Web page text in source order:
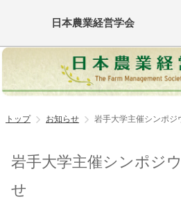
日本農業経営学会
トップ お知らせ 岩手大学主催シンポジ
岩手大学主催シンポジ
せ